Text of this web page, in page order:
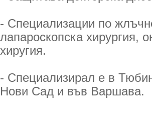
- Специализации по
лапароскопска хирургия,
хиругия.
- Специализирал е в
Нови Сад и във Варшава.